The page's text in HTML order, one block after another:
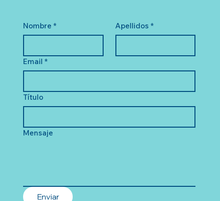
Nombre * Apellidos *
Email *
Título
Mensaje
Enviar